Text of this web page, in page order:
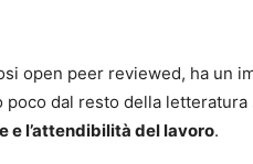
open peer reviewed, ha un
dal resto della letteratura
e l’attendibilità del lavoro.